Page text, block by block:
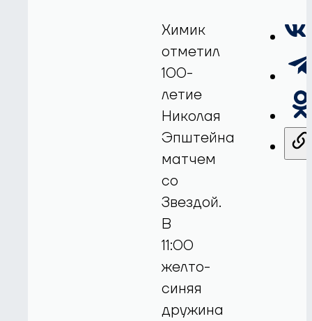
Химик
отметил
100-
летие
Николая
Эпштейна
матчем
со
Звездой.
В
11:00
желто-
синяя
дружина